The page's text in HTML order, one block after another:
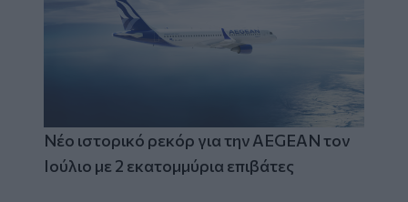
Νέο ιστορικό ρεκόρ για την AEGEAN τον
Ιούλιο με 2 εκατομμύρια επιβάτες